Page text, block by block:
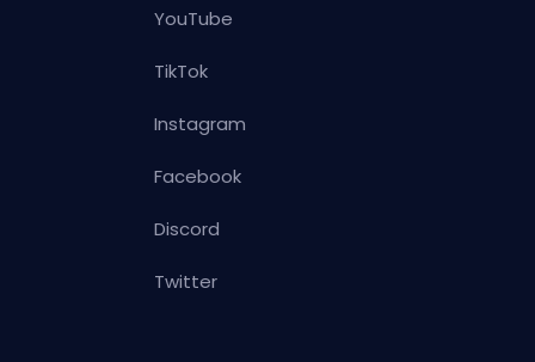
YouTube
TikTok
Instagram
Facebook
Discord
Twitter